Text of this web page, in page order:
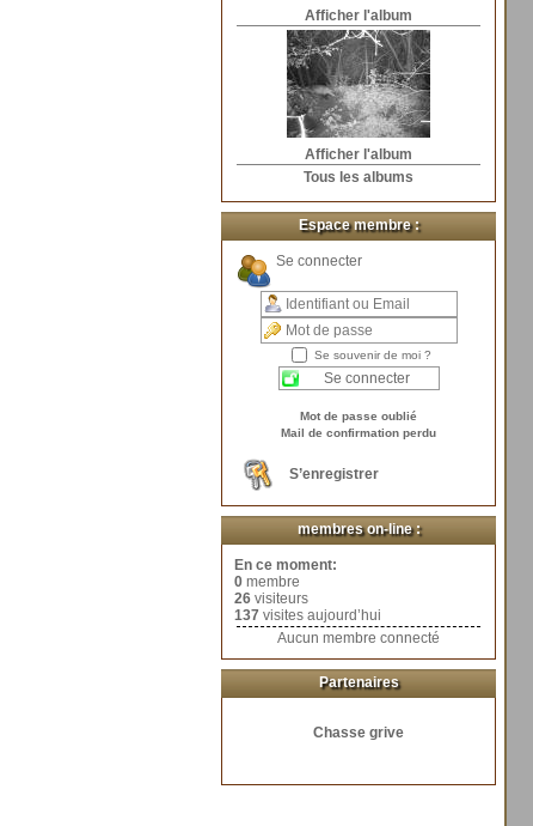
Afficher l'album
Afficher l'album
Tous les albums
Espace membre :
Se connecter
Se souvenir de moi ?
Mot de passe oublié
Mail de confirmation perdu
S’enregistrer
membres on-line :
En ce moment:
0 membre
26 visiteurs
137 visites aujourd’hui
Aucun membre connecté
Partenaires
Chasse grive